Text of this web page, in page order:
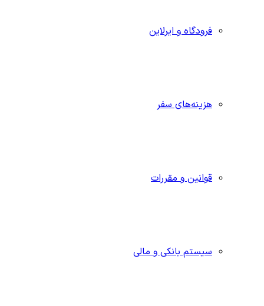
فرودگاه و ایرلاین
هزینه‌های سفر
قوانین و مقررات
سیستم بانکی و مالی